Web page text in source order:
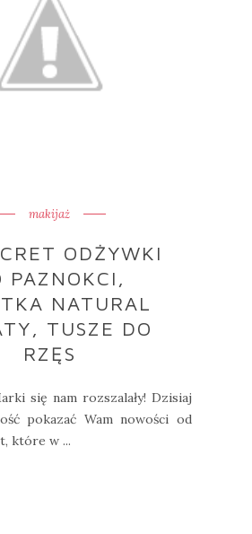
makijaż
ODŻYWKI
PAZNOKCI,
NATURAL
TUSZE DO
RZĘS
się nam rozszalały! Dzisiaj
pokazać Wam nowości od
które w ...